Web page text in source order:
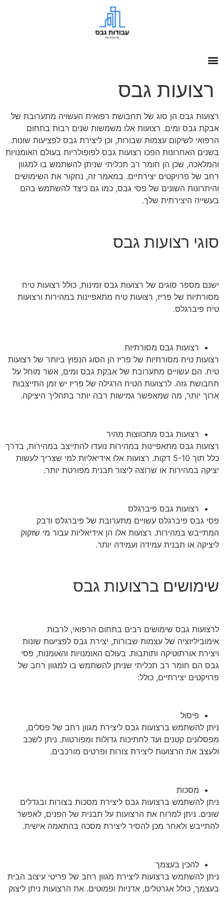
רצועות גבס
רצועות גבס הן סוג של תחבושת רפואית העשויה מתערובת של
אבקת גבס ומים. רצועות אלו משמשות שנים רבות בתחום
הרפואי לשיקום עצמות שבורות, וכן ליצירת גבס לפציעות שונות.
בשנים האחרונות הפכו רצועות גבס לפופולריות בעולם האומנויות
והמלאכה, שכן הן חומר רב תכליתי שניתן להשתמש בו למגוון
רחב של פרויקטים יצירתיים. במאמר זה, נחקור את השימושים
והיתרונות השונים של פסי גבס, כמו גם כיצד להשתמש בהם
בעשייה היצירתית שלך.
סוגי רצועות גבס
ישנם מספר סוגים של רצועות גבס זמינות, כולל רצועות טיח
מסורתיות של פריז, רצועות טיח מתאפיינות במהירות ורצועות
טיח פיברגלס.
רצועות גבס מסורתיות
רצועות טיח מסורתיות של פריז הן הסוג הנפוץ ביותר של רצועות
טיח. הם עשויים מתערובת של אבקת גבס ומים, אשר מוחל על
תחבושת גזה. לרצועות הטיח הרגילה של פריז יש זמן התייצבות
ארוך יותר, מה שמאפשר גמישות רבה יותר בתהליך היציקה.
רצועות גבס מתכווצות מהיר
רצועות גבס מתאפיינות במהירות נועדו להתייצב במהירות, בדרך
כלל תוך 5-10 דקות. רצועות אלו אידיאליות למי שצריך לעשות
יציקה במהירות או שרוצה ליצור תבנית מפורטת יותר.
רצועות גבס פיברגלס
פסי גבס פיברגלס עשויים מתערובת של פיברגלס ודבק
המתייבש במהירות. רצועות אלו הן אידיאליות עבור מי שזקוק
ליציקה או תבנית עמידה ועמידה יותר.
שימושים ברצועות גבס
לרצועות גבס שימושים רבים בתחום הרפואי, לרבות
אימוביליזציה של עצמות שבורות, יצירת גבס לפציעות שונות
ויצירת אורתוטיקה ותותבות. בעולם האומנויות והאומנות, פסי
גבס הם חומר רב תכליתי שניתן להשתמש בו למגוון רחב של
פרויקטים יצירתיים, כולל:
פיסול
ניתן להשתמש ברצועות גבס ליצירת מגוון רחב של פסלים,
מפסלונים קטנים ועד לחתיכות גדולות ומפורטות. ניתן לשכב
ולעצב את הרצועות ליצירת צורות ופרטים מורכבים.
מסכות
ניתן להשתמש ברצועות גבס ליצירת מסכות בצורות ובגדלים
שונים. ניתן למרוח את הרצועות על תבנית של הפנים, לאפשר
להתייבש ולאחר מכן להסיר ליצירת מסכה בהתאמה אישית.
להכין בעצמך
ניתן להשתמש ברצועות ליצירת מגוון רחב של פריטי עיצוב הבית
בעצמך, כולל אגרטלים, אדניות ופמוטים. את הרצועות ניתן ליצוק